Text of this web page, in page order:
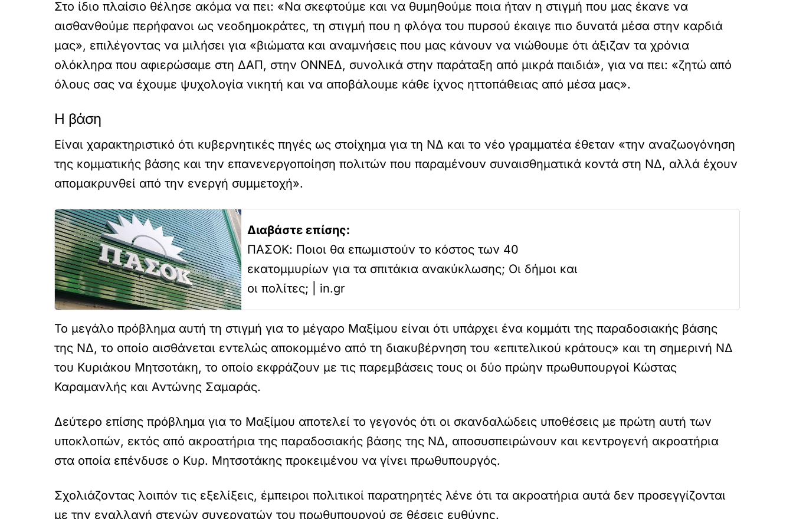
Στο ίδιο πλαίσιο θέλησε ακόμα να πει: «Να σκεφτούμε και να θυμηθούμε ποια ήταν η στιγμή που μας έκανε να
αισθανθούμε περήφανοι ως νεοδημοκράτες, τη στιγμή που η φλόγα του πυρσού έκαιγε πιο δυνατά μέσα στην καρδιά
μας», επιλέγοντας να μιλήσει για «βιώματα και αναμνήσεις που μας κάνουν να νιώθουμε ότι άξιζαν τα χρόνια
ολόκληρα που αφιερώσαμε στη ΔΑΠ, στην ΟΝΝΕΔ, συνολικά στην παράταξη από μικρά παιδιά», για να πει: «ζητώ από
όλους σας να έχουμε ψυχολογία νικητή και να αποβάλουμε κάθε ίχνος ηττοπάθειας από μέσα μας».
Η βάση
Είναι χαρακτηριστικό ότι κυβερνητικές πηγές ως στοίχημα για τη ΝΔ και το νέο γραμματέα έθεταν «την αναζωογόνηση
της κομματικής βάσης και την επανενεργοποίηση πολιτών που παραμένουν συναισθηματικά κοντά στη ΝΔ, αλλά έχουν
απομακρυνθεί από την ενεργή συμμετοχή».
Διαβάστε επίσης:
ΠΑΣΟΚ: Ποιοι θα επωμιστούν το κόστος των 40
εκατομμυρίων για τα σπιτάκια ανακύκλωσης; Οι δήμοι και
οι πολίτες; | in.gr
Το μεγάλο πρόβλημα αυτή τη στιγμή για το μέγαρο Μαξίμου είναι ότι υπάρχει ένα κομμάτι της παραδοσιακής βάσης
της ΝΔ, το οποίο αισθάνεται εντελώς αποκομμένο από τη διακυβέρνηση του «επιτελικού κράτους» και τη σημερινή ΝΔ
του Κυριάκου Μητσοτάκη, το οποίο εκφράζουν με τις παρεμβάσεις τους οι δύο πρώην πρωθυπουργοί Κώστας
Καραμανλής και Αντώνης Σαμαράς.
Δεύτερο επίσης πρόβλημα για το Μαξίμου αποτελεί το γεγονός ότι οι σκανδαλώδεις υποθέσεις με πρώτη αυτή των
υποκλοπών, εκτός από ακροατήρια της παραδοσιακής βάσης της ΝΔ, αποσυσπειρώνουν και κεντρογενή ακροατήρια
στα οποία επένδυσε ο Κυρ. Μητσοτάκης προκειμένου να γίνει πρωθυπουργός.
Σχολιάζοντας λοιπόν τις εξελίξεις, έμπειροι πολιτικοί παρατηρητές λένε ότι τα ακροατήρια αυτά δεν προσεγγίζονται
με την εναλλαγή στενών συνεργατών του πρωθυπουργού σε θέσεις ευθύνης.